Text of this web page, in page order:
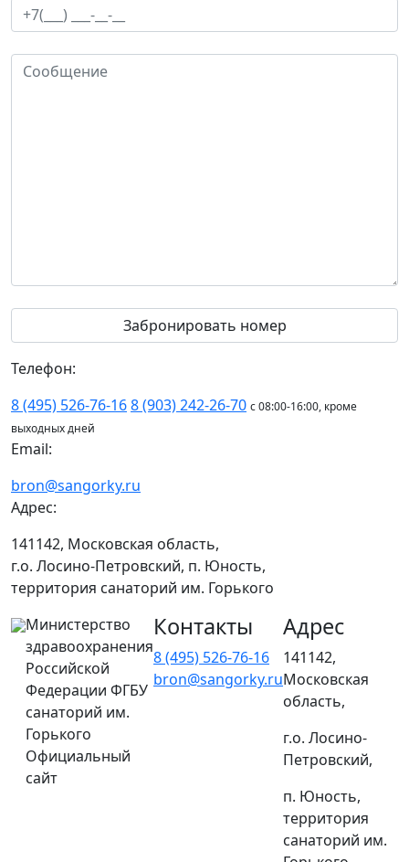
Телефон:
8 (495) 526-76-168 (903) 242-26-70 с 08:00-16:00, кроме
выходных дней
Email:
bron@sangorky.ru
Адрес:
141142, Московская область,
г.о. Лосино-Петровский, п. Юность,
территория санаторий им. Горького
Министерство
здравоохранения
Российской
Федерации ФГБУ
санаторий им.
Горького
Официальный
сайт
Контакты
8 (495) 526-76-16
bron@sangorky.ru
Адрес
141142,
Московская
область,
г.о. Лосино-
Петровский,
п. Юность,
территория
санаторий им.